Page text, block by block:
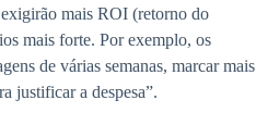
mais ROI (retorno do
mais forte. Por exemplo, os
de várias semanas, marcar mais
justificar a despesa”.